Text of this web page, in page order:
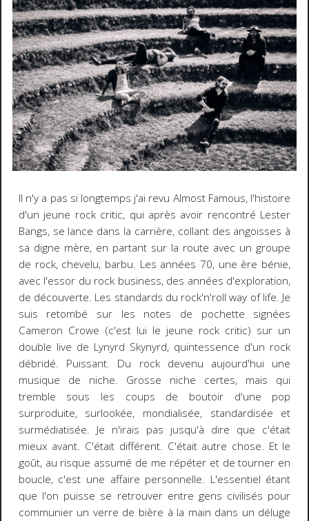
Il n'y a pas si longtemps j'ai revu Almost Famous, l'histoire
d'un jeune rock critic, qui après avoir rencontré Lester
Bangs, se lance dans la carrière, collant des angoisses à
sa digne mère, en partant sur la route avec un groupe
de rock, chevelu, barbu. Les années 70, une ère bénie,
avec l'essor du rock business, des années d'exploration,
de découverte. Les standards du rock'n'roll way of life. Je
suis retombé sur les notes de pochette signées
Cameron Crowe (c'est lui le jeune rock critic) sur un
double live de Lynyrd Skynyrd, quintessence d'un rock
débridé. Puissant. Du rock devenu aujourd'hui une
musique de niche. Grosse niche certes, mais qui
tremble sous les coups de boutoir d'une pop
surproduite, surlookée, mondialisée, standardisée et
surmédiatisée. Je n'irais pas jusqu'à dire que c'était
mieux avant. C'était différent. C'était autre chose. Et le
goût, au risque assumé de me répéter et de tourner en
boucle, c'est une affaire personnelle. L'essentiel étant
que l'on puisse se retrouver entre gens civilisés pour
communier un verre de bière à la main dans un déluge